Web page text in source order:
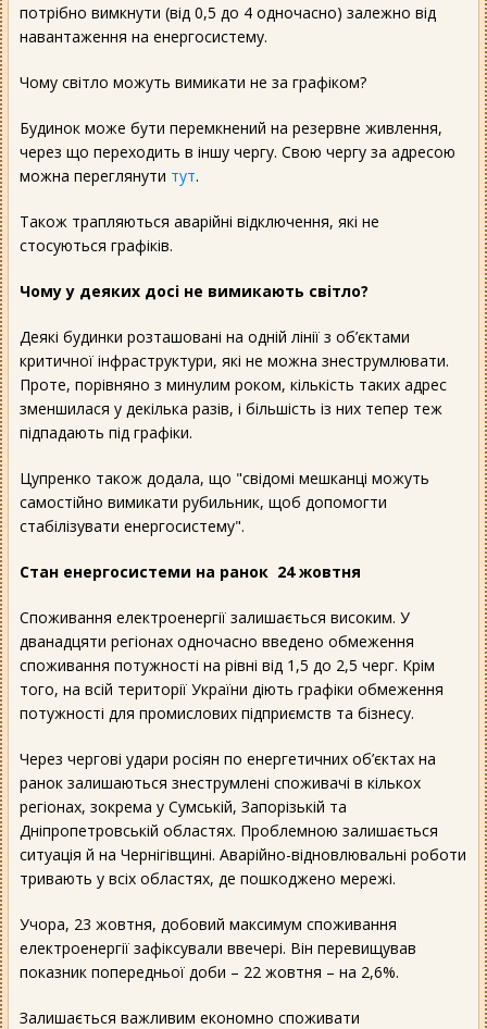
потрібно вимкнути (від 0,5 до 4 одночасно) залежно від
навантаження на енергосистему.
Чому світло можуть вимикати не за графіком?
Будинок може бути перемкнений на резервне живлення,
через що переходить в іншу чергу. Свою чергу за адресою
можна переглянути тут.
Також трапляються аварійні відключення, які не
стосуються графіків.
Чому у деяких досі не вимикають світло?
Деякі будинки розташовані на одній лінії з об’єктами
критичної інфраструктури, які не можна знеструмлювати.
Проте, порівняно з минулим роком, кількість таких адрес
зменшилася у декілька разів, і більшість із них тепер теж
підпадають під графіки.
Цупренко також додала, що "свідомі мешканці можуть
самостійно вимикати рубильник, щоб допомогти
стабілізувати енергосистему".
Стан енергосистеми на ранок 24 жовтня
Споживання електроенергії залишається високим. У
дванадцяти регіонах одночасно введено обмеження
споживання потужності на рівні від 1,5 до 2,5 черг. Крім
того, на всій території України діють графіки обмеження
потужності для промислових підприємств та бізнесу.
Через чергові удари росіян по енергетичних об’єктах на
ранок залишаються знеструмлені споживачі в кількох
регіонах, зокрема у Сумській, Запорізькій та
Дніпропетровській областях. Проблемною залишається
ситуація й на Чернігівщині. Аварійно-відновлювальні роботи
тривають у всіх областях, де пошкоджено мережі.
Учора, 23 жовтня, добовий максимум споживання
електроенергії зафіксували ввечері. Він перевищував
показник попередньої доби – 22 жовтня – на 2,6%.
Залишається важливим економно споживати